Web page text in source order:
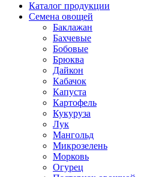
Каталог продукции
Семена овощей
Баклажан
Бахчевые
Бобовые
Брюква
Дайкон
Кабачок
Капуста
Картофель
Кукуруза
Лук
Мангольд
Микрозелень
Морковь
Огурец